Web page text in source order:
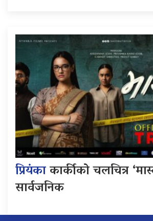
प्रियंकाकार्कीको चलचित्र
सार्वजनिक